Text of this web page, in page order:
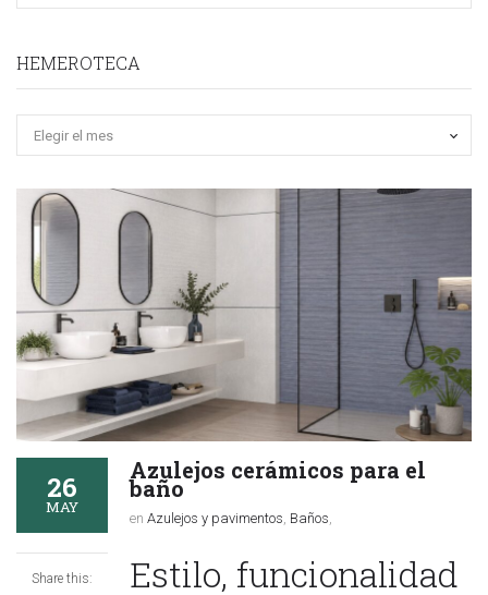
HEMEROTECA
26
MAY
Share this:
Azulejos cerámicos para el
baño
en Azulejos y pavimentos Baños
Estilo, funcionalidad